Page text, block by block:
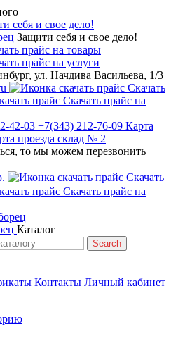
себя и свое дело!
Защити себя и свое дело!
прайс на товары
прайс на услуги
ул. Начдива Васильева, 1/3
Скачать
Скачать прайс на
42-03 +7(343) 212-76-09 Карта
проезда склад № 2
то мы можем перезвонить
Скачать
Скачать прайс на
Каталог
Search
Контакты Личный кабинет